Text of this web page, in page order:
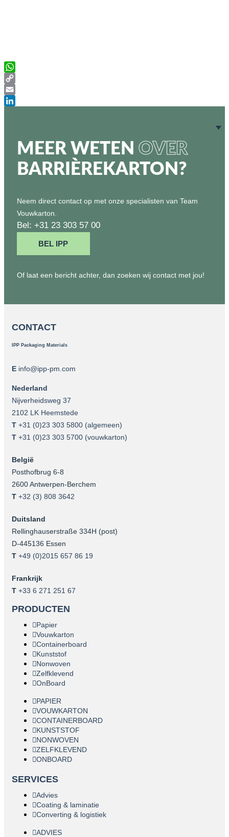
WhatsApp
Copy
Link
Email
MEER WETEN OVER
BARRIÈREKARTON?
Neem direct contact op met onze specialisten van Team
Vouwkarton.
Bel: +31 23 303 57 00
BEL IPP
Of laat een bericht achter, dan zoeken wij contact met jou!
CONTACT
IPP Packaging Materials
E info@ipp-pm.com
Nederland
Nijverheidsweg 37
2102 LK Heemstede
T +31 (0)23 303 5800 (algemeen)
T +31 (0)23 303 5700 (vouwkarton)
België
Posthofbrug 6-8
2600 Antwerpen-Berchem
T +32 (3) 808 3642
Duitsland
Rellinghauserstraße 334H (post)
D-445136 Essen
T +49 (0)2015 657 86 19
Frankrijk
T +33 6 271 251 67
PRODUCTEN
Papier
Vouwkarton
Containerboard
Kunststof
Nonwoven
Zelfklevend
OnBoard
PAPIER
VOUWKARTON
CONTAINERBOARD
KUNSTSTOF
NONWOVEN
ZELFKLEVEND
ONBOARD
SERVICES
Advies
Coating & laminatie
Converting & logistiek
ADVIES